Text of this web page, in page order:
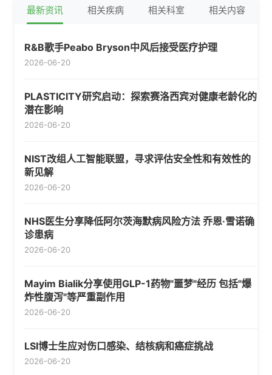
最新资讯 相关疾病 相关科室 相关内容
R&B歌手Peabo Bryson中风后接受医疗护理
2026-06-20
PLASTICITY研究启动：探索赛洛西宾对健康老龄化的
潜在影响
2026-06-20
NIST改组人工智能联盟，寻求评估安全性和有效性的
新见解
2026-06-20
NHS医生分享降低阿尔茨海默病风险方法 乔恩·雪诺确
诊患病
2026-06-20
Mayim Bialik分享使用GLP-1药物"噩梦"经历 包括"爆
炸性腹泻"等严重副作用
2026-06-20
LSI博士生应对伤口感染、结核病和癌症挑战
2026-06-20